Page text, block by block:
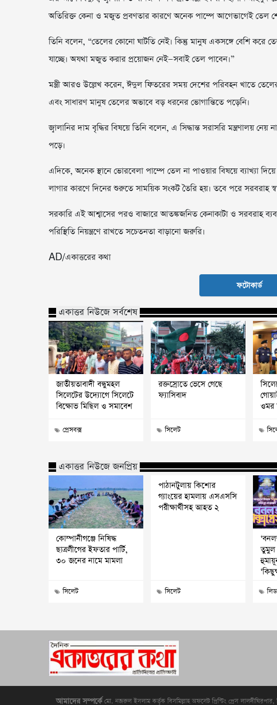
অতিরিক্ত কেনা ও মজুত প্রবণতার কারণে অনেক পাম্পে আগেভাগেই তেল
তিনি বলেন, “তেলের কোনো ঘাটতি নেই। কিন্তু মানুষ একসঙ্গে বেশি
যাচ্ছে। অযথা মজুত করার প্রয়োজন নেই—সবাই তেল পাবেন।”
মন্ত্রী আরও উল্লেখ করেন, ঈদুল ফিতরের সময় দেশের পরিবহন খাতে
এবং সাধারণ মানুষ তেলের অভাবে বড় ধরনের ভোগান্তিতে পড়েনি।
জ্বালানির দাম বৃদ্ধির বিষয়ে তিনি বলেন, এ সিদ্ধান্ত সরাসরি মন্ত্রণালয়
পড়ে।
এদিকে, অনেক স্থানে ভোরবেলা পাম্পে তেল না পাওয়ার বিষয়ে ব্যাখ্যা
লাগার কারণে দিনের শুরুতে সাময়িক সংকট তৈরি হয়। তবে পরে সরবরাহ
সরকারি এই আশ্বাসের পরও বাজারে আতঙ্কজনিত কেনাকাটা ও সরবরাহ
পরিস্থিতি নিয়ন্ত্রণে রাখতে সচেতনতা বাড়ানো জরুরি।
AD/একাত্তরের কথা
ফটোকার্ড
একাত্তর নিউজে সর্বশেষ
জাতীয়তাবাদী বন্ধুমহল
সিলেটের উদ্যোগে সিলেটে
বিক্ষোভ মিছিল ও সমাবেশ
প্রেসবক্স
রক্তস্রোতে ভেসে গেছে
ফ্যাসিবাদ
সিলেট
ওমর
একাত্তর নিউজে জনপ্রিয়
কোম্পানীগঞ্জে নিষিদ্ধ
ছাত্রলীগের ইফতার পার্টি,
৩০ জনের নামে মামলা
সিলেট
পাঠানটুলায় কিশোর
গ্যাংয়ের হামলায় এসএসসি
পরীক্ষার্থীসহ আহত ২
সিলেট
তুমুল
আমাদের সম্পর্কেমো. নজরুল ইসলাম কর্তৃক বিসমিল্লাহ অফসেট প্রিন্টিং প্রেস